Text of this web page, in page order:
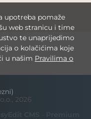
2026
upotreba pomaže
web stranicu i time
te unaprijedimo
o kolačićima koje
u našim Pravilima o